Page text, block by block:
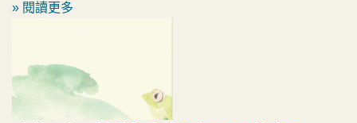
» 閱讀更多